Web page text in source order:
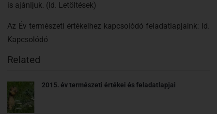
is ajánljuk. (ld. Letöltések)
Az Év természeti értékeihez kapcsolódó feladatlapjaink: ld.
Kapcsolódó
Related
2015. év természeti értékei és feladatlapjai